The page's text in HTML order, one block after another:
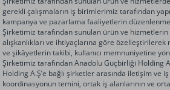
gerekli çalışmaların iş birimlerimiz tarafından
kampanya ve pazarlama faaliyetlerin
Şirketimiz tarafından sunulan ürün ve
alışkanlıkları ve ihtiyaçlarına göre
ve şikâyetlerin takibi, kullanıcı memnuniyetine
Şirketimiz tarafındanAnadolu Güçbirliği Holding
Holding A.Ş’e bağlı şirketler arasında iletişim ve
koordinasyonun temini, ortak iş alanlarının ve